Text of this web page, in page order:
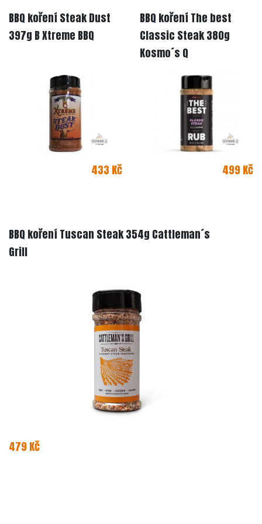
BBQ koření Steak Dust
397g B Xtreme BBQ
433 Kč
BBQ koření The best
Classic Steak 380g
Kosmo´s Q
499 Kč
BBQ koření Tuscan Steak 354g Cattleman´s
Grill
479 Kč